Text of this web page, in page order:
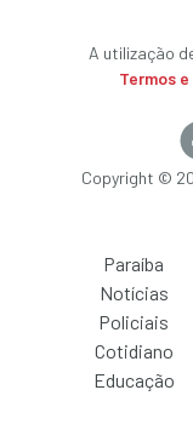
A utilização
Termos
Copyright ©
Paraíba
Notícias
Policiais
Cotidiano
Educação